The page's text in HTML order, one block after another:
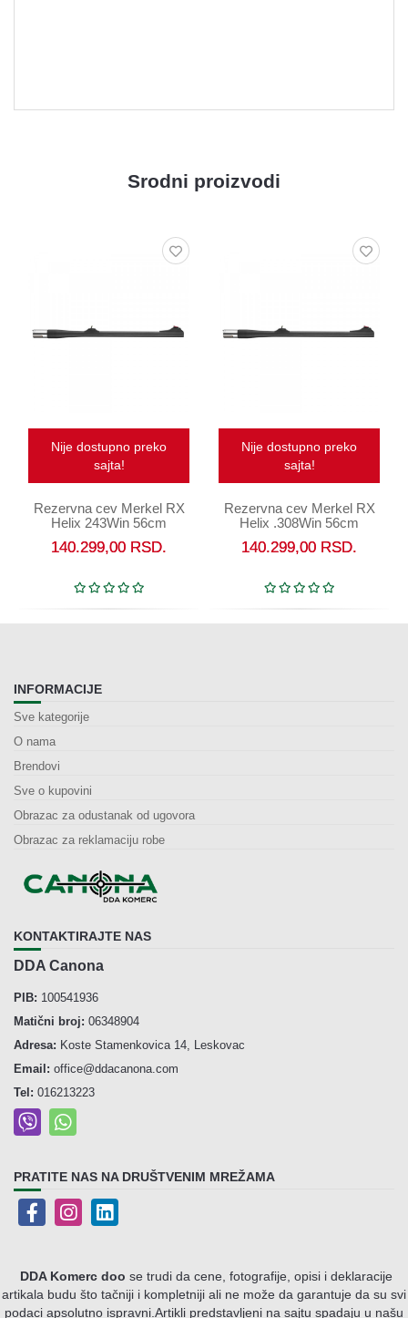
Srodni proizvodi
Nije dostupno preko
sajta!
Rezervna cev Merkel RX
Helix 243Win 56cm
140.299,00 RSD.
Nije dostupno preko
sajta!
Rezervna cev Merkel RX
Helix .308Win 56cm
140.299,00 RSD.
INFORMACIJE
Sve kategorije
O nama
Brendovi
Sve o kupovini
Obrazac za odustanak od ugovora
Obrazac za reklamaciju robe
KONTAKTIRAJTE NAS
DDA Canona
PIB: 100541936
Matični broj: 06348904
Adresa: Koste Stamenkovica 14, Leskovac
Email: office@ddacanona.com
Tel: 016213223
PRATITE NAS NA DRUŠTVENIM MREŽAMA
DDA Komerc doo se trudi da cene, fotografije, opisi i deklaracije
artikala budu što tačniji i kompletniji ali ne može da garantuje da su svi
podaci apsolutno ispravni. Artikli predstavljeni na sajtu spadaju u našu